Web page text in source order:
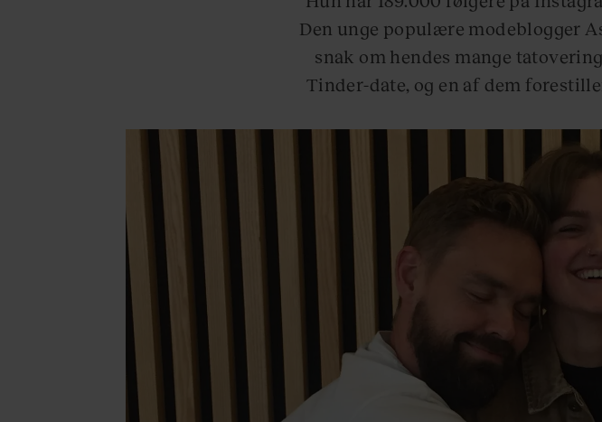
Den unge populære modeblogger
snak om hendes mange
Tinder-date, og en af dem